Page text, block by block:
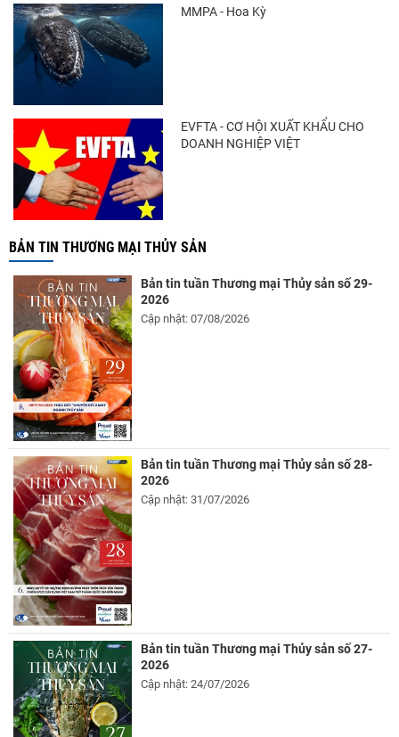
MMPA - Hoa Kỳ
EVFTA - CƠ HỘI XUẤT KHẨU CHO
DOANH NGHIỆP VIỆT
BẢN TIN THƯƠNG MẠI THỦY SẢN
Bản tin tuần Thương mại Thủy sản số 29-
2026
Cập nhật: 07/08/2026
Bản tin tuần Thương mại Thủy sản số 28-
2026
Cập nhật: 31/07/2026
Bản tin tuần Thương mại Thủy sản số 27-
2026
Cập nhật: 24/07/2026